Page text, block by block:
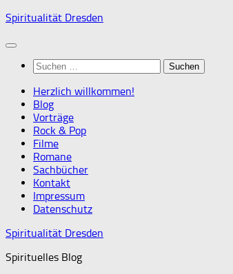
Zum
springen
Spiritualität Dresden
Suchen
nach:
Herzlich willkommen!
Blog
Vorträge
Rock & Pop
Filme
Romane
Sachbücher
Kontakt
Impressum
Datenschutz
Spiritualität Dresden
Spirituelles Blog